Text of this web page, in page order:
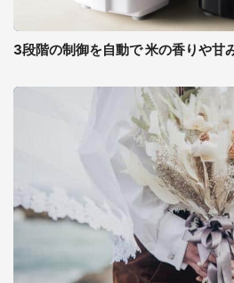
3段階の制御を自動で 米の香りや甘